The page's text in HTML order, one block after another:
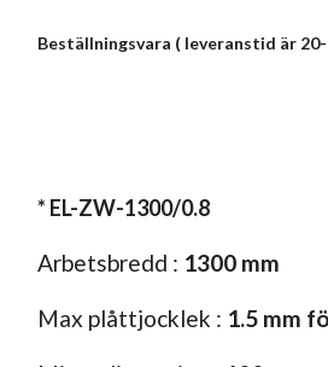
Beställningsvara ( leveranstid är
* EL-ZW-1300/0.8
Arbetsbredd : 1300 mm
Max plåttjocklek : 1.5 mm